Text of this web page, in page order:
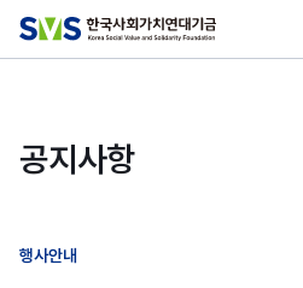
공지사항
행사안내